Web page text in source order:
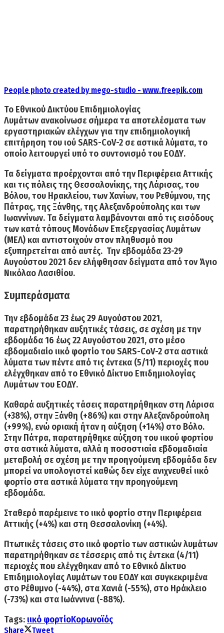
People photo created by mego-studio - www.freepik.com
To Εθνικού Δικτύου Επιδημιολογίας
Λυμάτων ανακοίνωσε σήμερα τα αποτελέσματα των
εργαστηριακών ελέγχων για την επιδημιολογική
επιτήρηση του ιού SARS-CoV-2 σε αστικά λύματα, το
οποίο λειτουργεί υπό το συντονισμό του ΕΟΔΥ.
Τα δείγματα προέρχονται από την Περιφέρεια Αττικής
και τις πόλεις της Θεσσαλονίκης, της Λάρισας, του
Βόλου, του Ηρακλείου, των Χανίων, του Ρεθύμνου, της
Πάτρας, της Ξάνθης, της Αλεξανδρούπολης και των
Ιωαννίνων. Τα δείγματα λαμβάνονται από τις εισόδους
των κατά τόπους Μονάδων Επεξεργασίας Λυμάτων
(ΜΕΛ) και αντιστοιχούν στον πληθυσμό που
εξυπηρετείται από αυτές. Την εβδομάδα 23-29
Αυγούστου 2021 δεν ελήφθησαν δείγματα από τον Άγιο
Νικόλαο Λασιθίου.
Συμπεράσματα
Την εβδομάδα 23 έως 29 Αυγούστου 2021,
παρατηρήθηκαν αυξητικές τάσεις, σε σχέση με την
εβδομάδα 16 έως 22 Αυγούστου 2021, στο μέσο
εβδομαδιαίο ιικό φορτίο του SARS-CoV-2 στα αστικά
λύματα τωνπέντε από τις έντεκα (5/11) περιοχέςπου
ελέγχθηκαν από το Εθνικό Δίκτυο Επιδημιολογίας
Λυμάτων του ΕΟΔΥ.
Καθαρά αυξητικές τάσειςπαρατηρήθηκαν στη Λάρισα
(+38%), στην Ξάνθη (+86%)και στηνΑλεξανδρούπολη
(+99%), ενώ οριακή ήτανη αύξηση (+14%) στο Βόλο.
Στην Πάτρα, παρατηρήθηκε αύξηση του ιικού φορτίου
στα αστικά λύματα, αλλά η ποσοστιαία εβδομαδιαία
μεταβολή σε σχέση με την προηγούμενη εβδομάδα δεν
μπορεί να υπολογιστεί καθώς δεν είχε ανιχνευθεί ιικό
φορτίο στα αστικά λύματα την προηγούμενη
εβδομάδα.
Σταθερό παρέμεινε το ιικό φορτίο στην Περιφέρεια
Αττικής (+4%) και στη Θεσσαλονίκη (+4%).
Πτωτικές τάσεις στο ιικό φορτίοτων αστικών λυμάτων
παρατηρήθηκαν σε τέσσερις από τις έντεκα (4/11)
περιοχέςπου ελέγχθηκαν από το Εθνικό Δίκτυο
Επιδημιολογίας Λυμάτων του ΕΟΔΥ και συγκεκριμένα
στο Ρέθυμνο (-44%), στα Χανιά (-55%), στο Ηράκλειο
(-73%) και στα Ιωάννινα (-88%).
Tags: ιικό φορτίοΚορωνοϊός
Share Tweet